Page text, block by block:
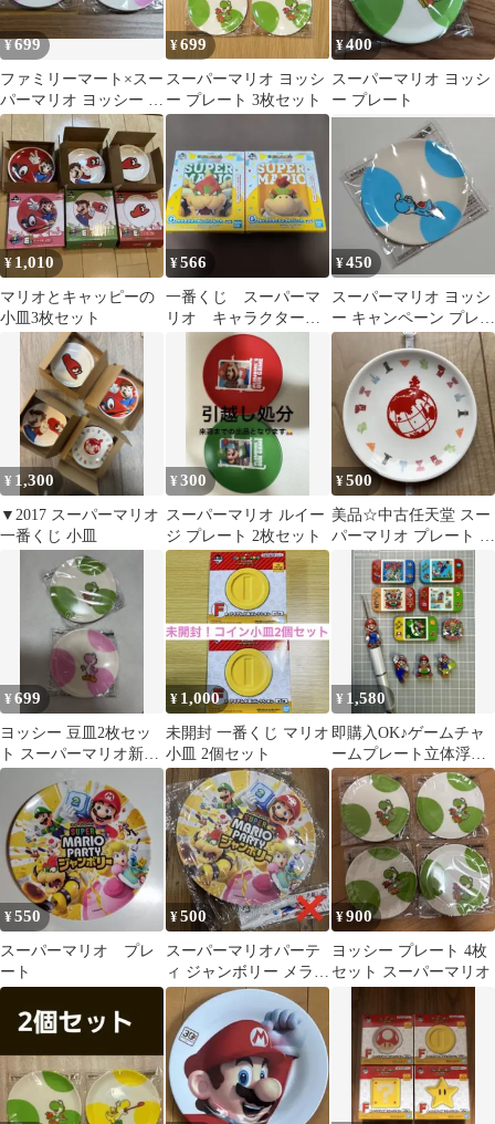
¥699
ファミリーマート×スー
パーマリオ ヨッシー オ
リジナル豆皿プレート
ピンク
¥699
スーパーマリオ ヨッシ
ー プレート 3枚セット
¥400
スーパーマリオ ヨッシ
ー プレート
¥ 1,010
マリオとキャッピーの
小皿3枚セット
¥566
一番くじ スーパーマ
リオ キャラクターセ
レクトプレート
¥450
スーパーマリオ ヨッシ
ー キャンペーン プレー
ト
¥ 1,300
▼2017 スーパーマリオ
一番くじ 小皿
¥300
スーパーマリオ ルイー
ジ プレート 2枚セット
¥500
美品☆中古任天堂 スー
パーマリオ プレート 小
皿 2017年製陶器
¥699
ヨッシー 豆皿2枚セッ
ト スーパーマリオ新品
未開封
¥ 1,000
未開封 一番くじ マリオ
小皿 2個セット
¥ 1,580
即購入OK♪ゲームチャ
ームプレート立体浮き
彫りビーズセットマリ
オ
¥550
スーパーマリオ プレ
ート
¥500
スーパーマリオパーテ
ィ ジャンボリー メラミ
ンプレート イオン限定
特典
¥900
ヨッシー プレート 4枚
セット スーパーマリオ